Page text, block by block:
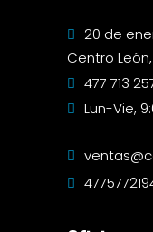
20 de
Centro
477 713
Lun-Vie,